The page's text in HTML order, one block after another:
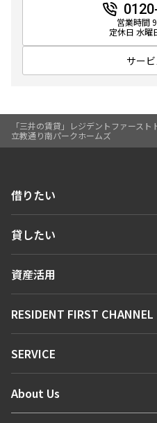
「三井の賃貸」レジデントファースト
立教通り南パークホームズ
専任物件
申込無し物件のみ表示
入居可能日
より詳細な絞り込み
できます
設定す
営業時間
定休日 水曜
サー
借りたい
人気エリアから探す
新着情報から探す
新着募集情報
貸したい
お問い合わせ
資産活用
お問い合わせ
RESIDENT FIRST CHANNEL
マンションレポート
住まいのコラム
SERVICE
会員ページ
About Us